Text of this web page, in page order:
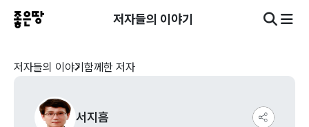
저자들의 이야기
저자들의 이야기 함께한 저자
서지흠